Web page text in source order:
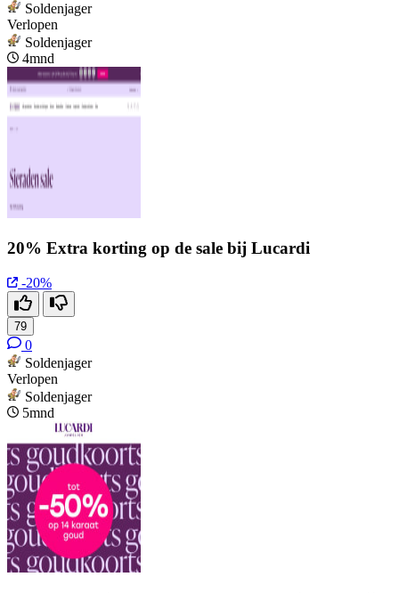
Soldenjager
Verlopen
Soldenjager
4mnd
20% Extra korting op de sale bij Lucardi
-20%
79
0
Soldenjager
Verlopen
Soldenjager
5mnd